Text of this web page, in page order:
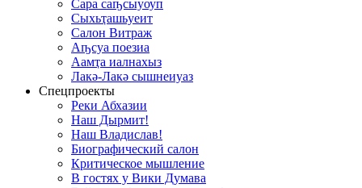
Сара саҧсыуоуп
Сыхьҭашьуеит
Салон Витраж
Аҧсуа поезиа
Аамҭа иалнахыз
Лакә-Лакә сышнеиуаз
Спецпроекты
Реки Абхазии
Наш Дырмит!
Наш Владислав!
Биографический салон
Критическое мышление
В гостях у Вики Думава